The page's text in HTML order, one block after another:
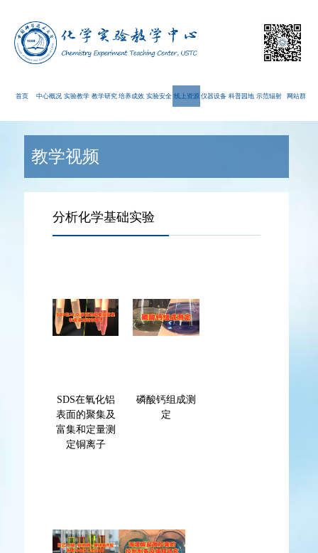
首页 中心概况 实验教学 教学研究 培养成效 实验安全 线上资源 仪器设备 科普园地 示范辐射 网站群
教学视频
分析化学基础实验
SDS在氧化铝
表面的聚集及
富集和定量测
定铜离子
磷酸钙组成测
定